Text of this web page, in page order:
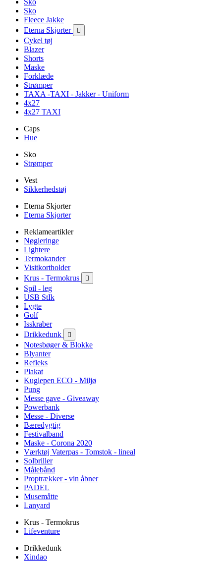
Sko
Sko
Fleece Jakke
Eterna Skjorter

Cykel tøj
Blazer
Shorts
Maske
Forklæde
Strømper
TAXA -TAXI - Jakker - Uniform
4x27
4x27 TAXI
Caps
Hue
Sko
Strømper
Vest
Sikkerhedstøj
Eterna Skjorter
Eterna Skjorter
Reklameartikler
Nøgleringe
Lightere
Termokander
Visitkortholder
Krus - Termokrus

Spil - leg
USB StIk
Lygte
Golf
Isskraber
Drikkedunk

Notesbøger & Blokke
Blyanter
Refleks
Plakat
Kuglepen ECO - Miljø
Pung
Messe gave - Giveaway
Powerbank
Messe - Diverse
Bæredygtig
Festivalband
Maske - Corona 2020
Værktøj Vaterpas - Tomstok - lineal
Solbriller
Målebånd
Proptrækker - vin åbner
PADEL
Musemåtte
Lanyard
Krus - Termokrus
Lifeventure
Drikkedunk
Xindao